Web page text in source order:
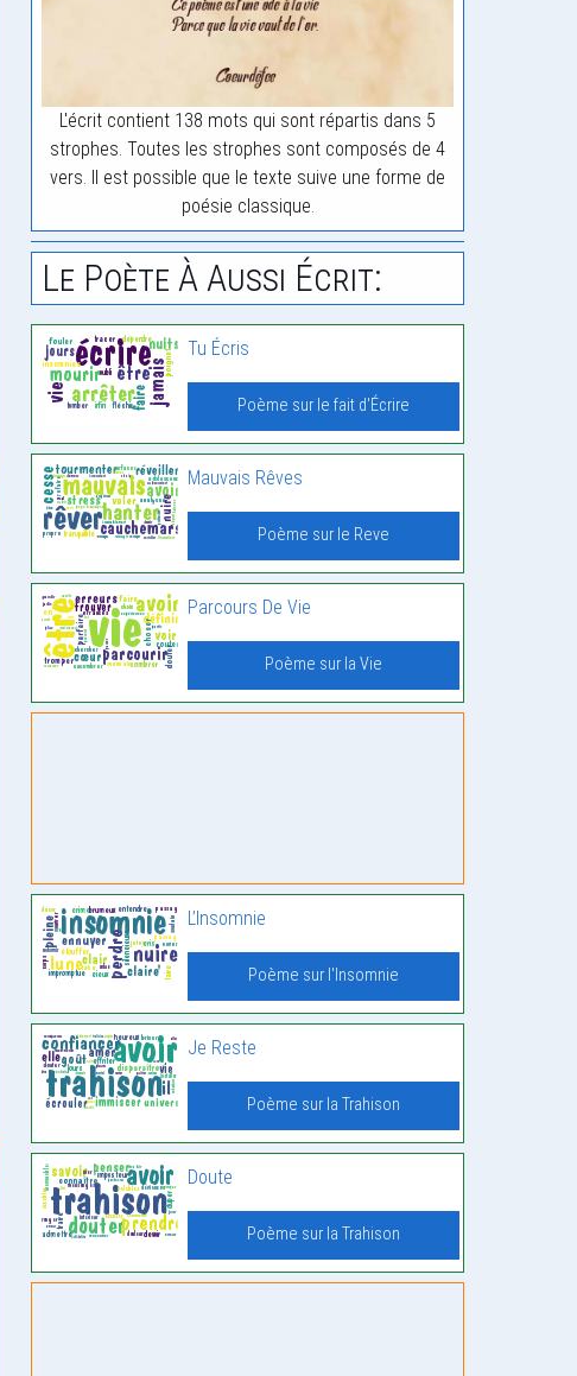
L'écrit contient 138 mots qui sont répartis dans 5
strophes. Toutes les strophes sont composés de 4
vers. Il est possible que le texte suive une forme de
poésie classique.
Le Poète À Aussi Écrit:
Tu Écris
Poème sur le fait d'Écrire
Mauvais Rêves
Poème sur le Reve
Parcours De Vie
Poème sur la Vie
L’Insomnie
Poème sur l'Insomnie
Je Reste
Poème sur la Trahison
Doute
Poème sur la Trahison